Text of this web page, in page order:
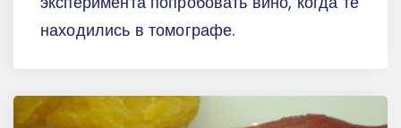
находились в томографе.